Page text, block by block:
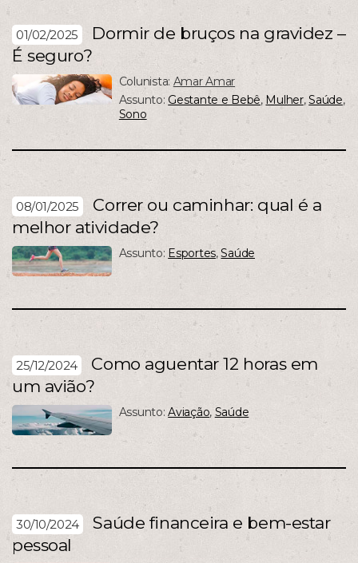
01/02/2025
Dormir de bruços na gravidez –
É seguro?
Colunista: Amar Amar
Assunto:Gestante e Bebê, Mulher,Saúde,
Sono
08/01/2025
Correr ou caminhar: qual é a
melhor atividade?
Assunto: Esportes,Saúde
25/12/2024
Como aguentar 12 horas em
um avião?
Assunto:Aviação, Saúde
30/10/2024
Saúde financeira e bem-estar
pessoal